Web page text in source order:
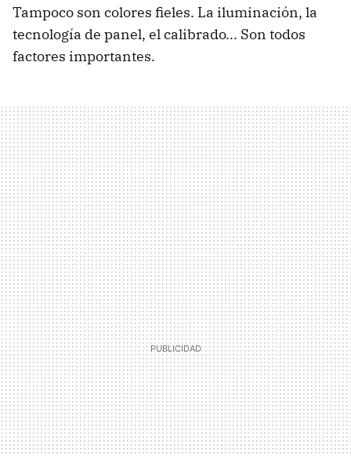
Tampoco son colores fieles. La iluminación, la
tecnología de panel, el calibrado... Son todos
factores importantes.